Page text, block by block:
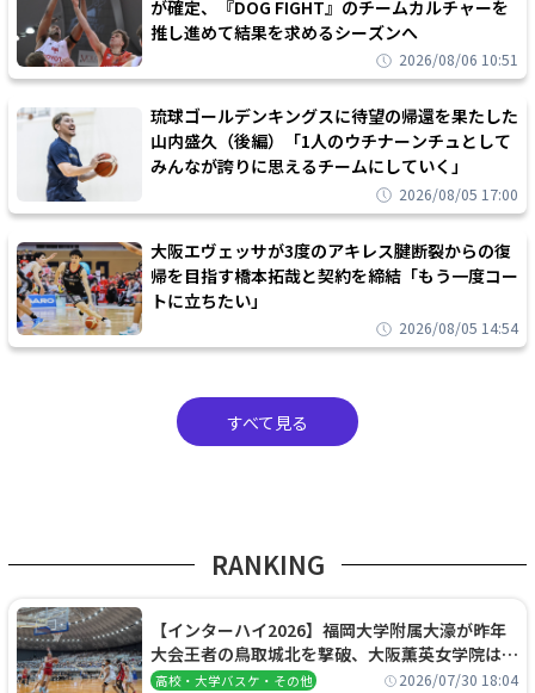
が確定、『DOG FIGHT』のチームカルチャーを
推し進めて結果を求めるシーズンへ
2026/08/06 10:51
琉球ゴールデンキングスに待望の帰還を果たした
山内盛久（後編）「1人のウチナーンチュとして
みんなが誇りに思えるチームにしていく」
2026/08/05 17:00
大阪エヴェッサが3度のアキレス腱断裂からの復
帰を目指す橋本拓哉と契約を締結「もう一度コー
トに立ちたい」
2026/08/05 14:54
すべて見る
RANKING
【インターハイ2026】福岡大学附属大濠が昨年
大会王者の鳥取城北を撃破、大阪薫英女学院は岐
阜女子に完勝、大会3日目試合結果
高校・大学バスケ・その他 2026/07/30 18:04